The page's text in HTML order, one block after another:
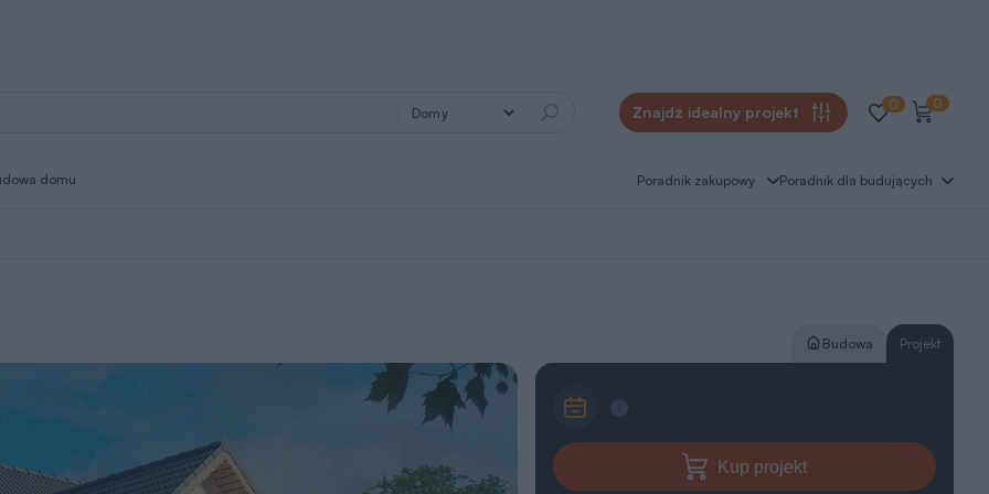
Znajdź idealny projekt 0 0
domu Poradnik zakupowy Poradnik dla budujących
Budowa Projekt
Kup projekt